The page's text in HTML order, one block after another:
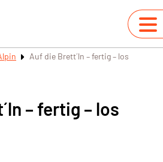
Auf die Brett´ln – fertig – los
– fertig – los